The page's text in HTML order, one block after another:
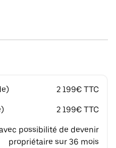
2 199€ TTC
2 199€ TTC
possibilité de devenir
propriétaire sur 36 mois